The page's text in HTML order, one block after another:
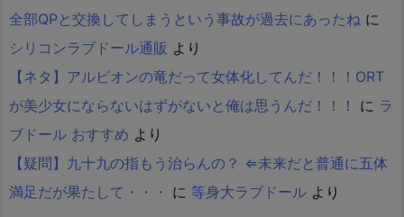
全部QPと交換してしまうという事故が過去にあったね に
シリコンラブドール通販 より
【ネタ】アルビオンの竜だって女体化してんだ！！！ORT
が美少女にならないはずがないと俺は思うんだ！！！
に ラ
ブドール おすすめ より
【疑問】九十九の指もう治らんの？ ⇐未来だと普通に五体
満足だが果たして・・・ に 等身大ラブドール より